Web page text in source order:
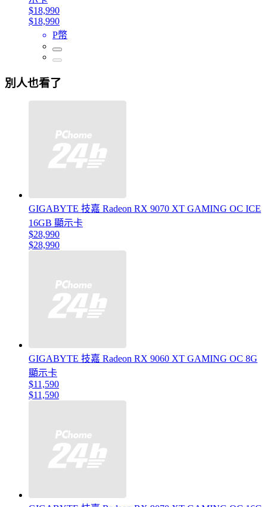
$18,990
$18,990
P幣
別人也看了
GIGABYTE 技嘉 Radeon RX 9070 XT GAMING OC ICE
16GB 顯示卡
$28,990
$28,990
GIGABYTE 技嘉 Radeon RX 9060 XT GAMING OC 8G
顯示卡
$11,590
$11,590